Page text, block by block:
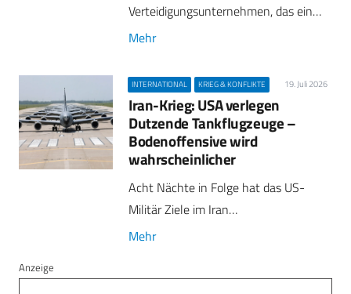
Verteidigungsunternehmen, das ein…
Mehr
INTERNATIONAL KRIEG & KONFLIKTE 19. Juli 2026
Iran-Krieg: USA verlegen
Dutzende Tankflugzeuge –
Bodenoffensive wird
wahrscheinlicher
Acht Nächte in Folge hat das US-
Militär Ziele im Iran…
Mehr
Anzeige